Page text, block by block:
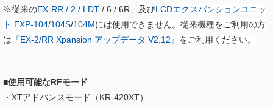
※従来のEX-RR / 2 / LDT / 6 / 6R、及びLCDエクスパンションユニッ
ト EXP-104/104S/104Mには使用できません。従来機種をご利用の方
は 『EX-2/RR Xpansion アップデータ V2.12​ 』 をご利用ください。
■使用可能なRFモード
・XTアドバンスモード（KR-420XT）